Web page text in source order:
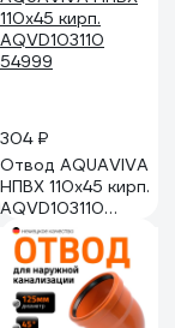
304 ₽
Отвод AQUAVIVA
НПВХ 110x45 кирп.
AQVD103110
54999